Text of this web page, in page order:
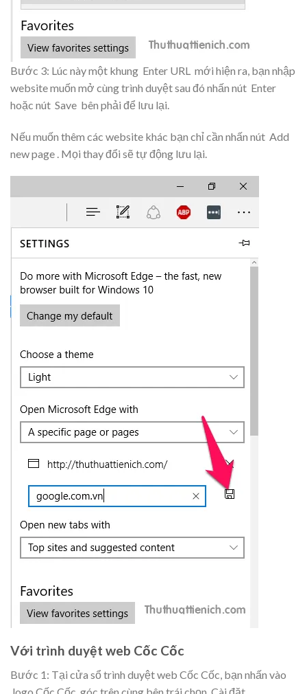
Bước 3: Lúc này một khung Enter URL mới hiện ra, bạn nhập
website muốn mở cùng trình duyệt sau đó nhấn nút Enter
hoặc nút Save bên phải để lưu lại.
Nếu muốn thêm các website khác bạn chỉ cần nhấn nút Add
new page Mọi thay đổi sẽ tự động lưu lại.
Với trình duyệt web Cốc Cốc
Bước 1: Tại cửa sổ trình duyệt web Cốc Cốc, bạn nhấn vào
logo Cốc Cốc góc trên cùng bên trái chọn Cài đặt